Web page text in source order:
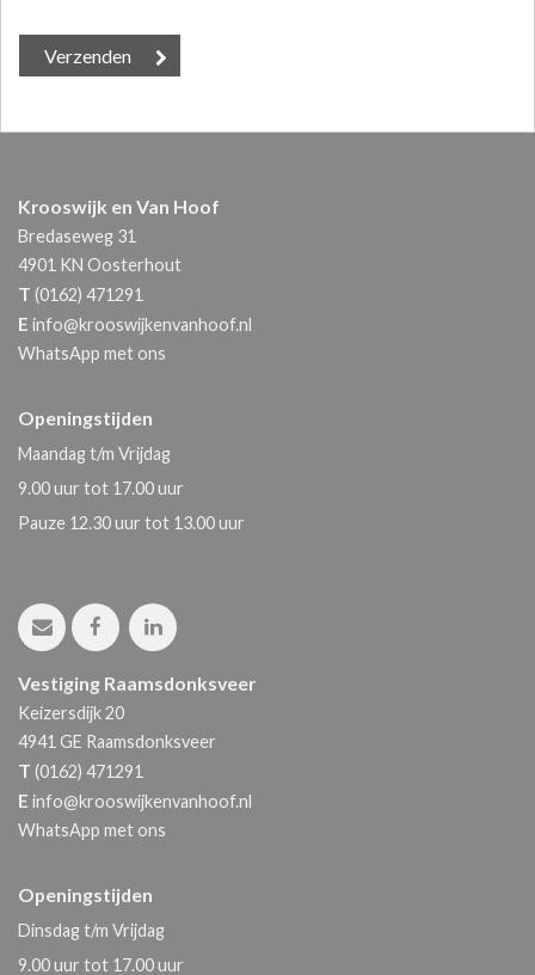
Krooswijk en Van Hoof
Bredaseweg 31
4901 KN Oosterhout
T (0162) 471291
E info@krooswijkenvanhoof.nl
WhatsApp met ons
Openingstijden
Maandag t/m Vrijdag
9.00 uur tot 17.00 uur
Pauze 12.30 uur tot 13.00 uur
Vestiging Raamsdonksveer
Keizersdijk 20
4941 GE Raamsdonksveer
T (0162) 471291
E info@krooswijkenvanhoof.nl
WhatsApp met ons
Openingstijden
Dinsdag t/m Vrijdag
9.00 uur tot 17.00 uur